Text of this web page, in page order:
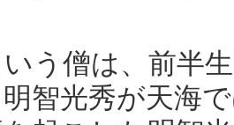
う僧は、前半
智光秀が天海